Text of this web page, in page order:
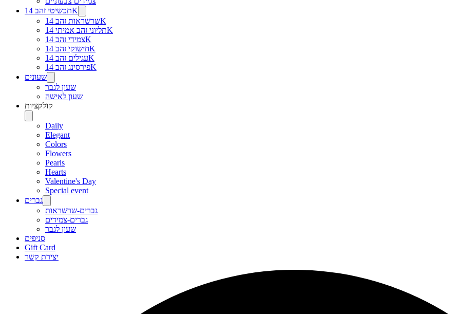
תכשיטי זהב 14K
שרשראות זהב 14K
תליוני זהב אמיתי 14K
צמידי זהב 14K
חישוקי זהב 14K
עגילים זהב 14K
פירסינג זהב 14K
שעונים
שעון לגבר
שעון לאישה
קולקציות
Daily
Elegant
Colors
Flowers
Pearls
Hearts
Valentine's Day
Special event
גברים
גברים-שרשראות
גברים-צמידים
שעון לגבר
סניפים
Gift Card
יצירת קשר